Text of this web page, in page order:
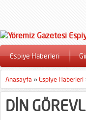
Espiye Haberleri
Anasayfa » Espiye Haberleri
DİN